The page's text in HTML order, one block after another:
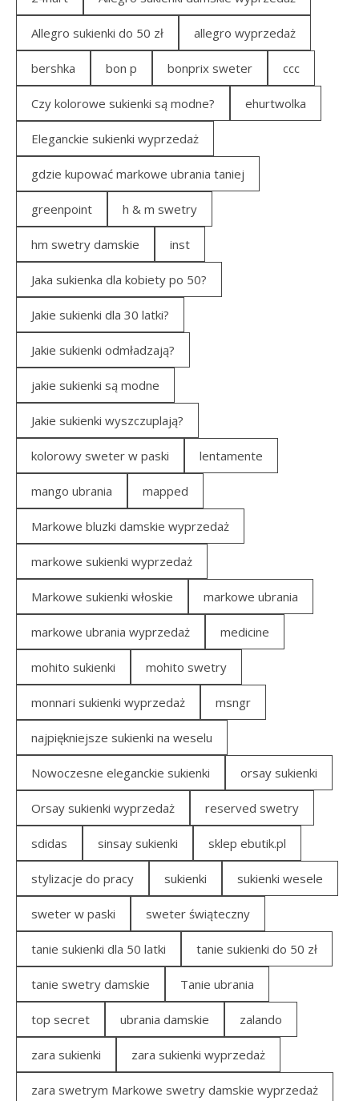
Allegro sukienki do 50 zł allegro wyprzedaż
bershka bon p bonprix sweter ccc
Czy kolorowe sukienki są modne? ehurtwolka
Eleganckie sukienki wyprzedaż
gdzie kupować markowe ubrania taniej
greenpoint h & m swetry
hm swetry damskie inst
Jaka sukienka dla kobiety po 50?
Jakie sukienki dla 30 latki?
Jakie sukienki odmładzają?
jakie sukienki są modne
Jakie sukienki wyszczuplają?
kolorowy sweter w paski lentamente
mango ubrania mapped
Markowe bluzki damskie wyprzedaż
markowe sukienki wyprzedaż
Markowe sukienki włoskie markowe ubrania
markowe ubrania wyprzedaż medicine
mohito sukienki mohito swetry
monnari sukienki wyprzedaż msngr
najpiękniejsze sukienki na weselu
Nowoczesne eleganckie sukienki orsay sukienki
Orsay sukienki wyprzedaż reserved swetry
sdidas sinsay sukienki sklep ebutik.pl
stylizacje do pracy sukienki sukienki wesele
sweter w paski sweter świąteczny
tanie sukienki dla 50 latki tanie sukienki do 50 zł
tanie swetry damskie Tanie ubrania
top secret ubrania damskie zalando
zara sukienki zara sukienki wyprzedaż
zara swetrym Markowe swetry damskie wyprzedaż